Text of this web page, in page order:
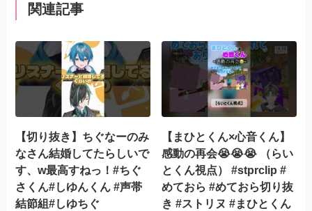
関連記事
【切り抜き】ちぐなーのみ
なさん結婚してたらしいで
す、w最高すねっ！#ちぐ
さくん#しゆんくん #声帯
結節組#しゆちぐ
【まひとくん×心音くん】
感動の再会😭😭😭 （らい
とくん視点） #stprclip #
めておら #めておら切り抜
き #ストリヌ #まひとくん